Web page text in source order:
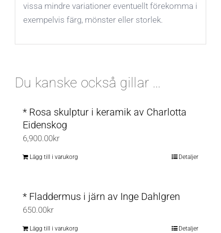
vissa mindre variationer eventuellt förekomma i
exempelvis färg, mönster eller storlek.
Du kanske också gillar …
* Rosa skulptur i keramik av Charlotta
Eidenskog
6,900.00kr
Lägg till i varukorg Detaljer
* Fladdermus i järn av Inge Dahlgren
650.00kr
Lägg till i varukorg Detaljer